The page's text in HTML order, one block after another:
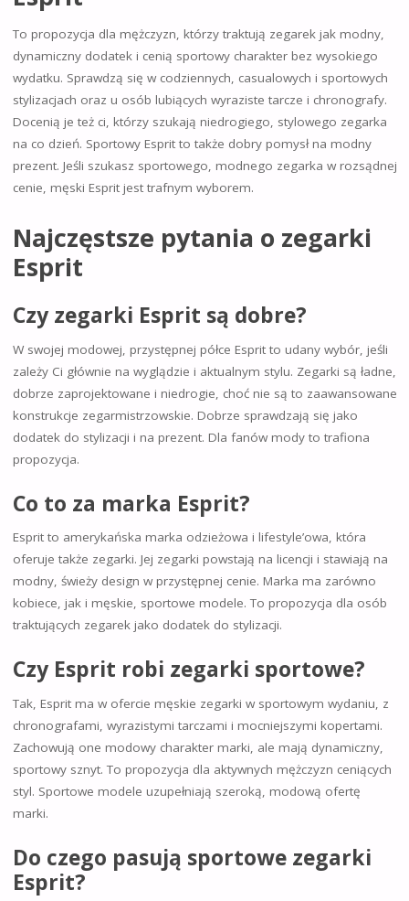
To propozycja dla mężczyzn, którzy traktują zegarek jak modny,
dynamiczny dodatek i cenią sportowy charakter bez wysokiego
wydatku. Sprawdzą się w codziennych, casualowych i sportowych
stylizacjach oraz u osób lubiących wyraziste tarcze i chronografy.
Docenią je też ci, którzy szukają niedrogiego, stylowego zegarka
na co dzień. Sportowy Esprit to także dobry pomysł na modny
prezent. Jeśli szukasz sportowego, modnego zegarka w rozsądnej
cenie, męski Esprit jest trafnym wyborem.
Najczęstsze pytania o zegarki
Esprit
Czy zegarki Esprit są dobre?
W swojej modowej, przystępnej półce Esprit to udany wybór, jeśli
zależy Ci głównie na wyglądzie i aktualnym stylu. Zegarki są ładne,
dobrze zaprojektowane i niedrogie, choć nie są to zaawansowane
konstrukcje zegarmistrzowskie. Dobrze sprawdzają się jako
dodatek do stylizacji i na prezent. Dla fanów mody to trafiona
propozycja.
Co to za marka Esprit?
Esprit to amerykańska marka odzieżowa i lifestyle’owa, która
oferuje także zegarki. Jej zegarki powstają na licencji i stawiają na
modny, świeży design w przystępnej cenie. Marka ma zarówno
kobiece, jak i męskie, sportowe modele. To propozycja dla osób
traktujących zegarek jako dodatek do stylizacji.
Czy Esprit robi zegarki sportowe?
Tak, Esprit ma w ofercie męskie zegarki w sportowym wydaniu, z
chronografami, wyrazistymi tarczami i mocniejszymi kopertami.
Zachowują one modowy charakter marki, ale mają dynamiczny,
sportowy sznyt. To propozycja dla aktywnych mężczyzn ceniących
styl. Sportowe modele uzupełniają szeroką, modową ofertę
marki.
Do czego pasują sportowe zegarki
Esprit?